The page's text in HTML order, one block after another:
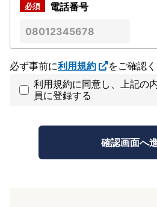
電話番号
必ず事前に利用規約
をご確認く
利用規約に同意し、上記の
員に登録する